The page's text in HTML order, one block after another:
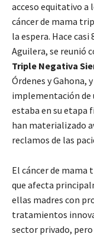
acceso equitativo
cáncer de mama
la espera. Hace
Aguilera, se reunió
Triple Negativa
Órdenes y Gahona,
implementación de
estaba en su etapa
han materializado
reclamos de las
El cáncer de mama
que afecta
ellas madres con
tratamientos
sector privado,